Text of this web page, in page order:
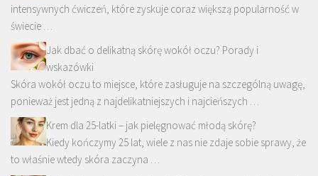
intensywnych ćwiczeń, które zyskuje coraz większą popularność w
świecie …
Jak dbać o delikatną skórę wokół oczu? Porady i
wskazówki
Skóra wokół oczu to miejsce, które zasługuje na szczególną uwagę,
ponieważ jest jedną z najdelikatniejszych i najcieńszych …
Krem dla 25-latki – jak pielęgnować młodą skórę?
Kiedy kończymy 25 lat, wiele z nas nie zdaje sobie sprawy, że
to właśnie wtedy skóra zaczyna …